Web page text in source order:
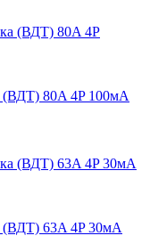
(ВДТ) 80A 4P 100мА
(ВДТ) 63A 4P 30мА